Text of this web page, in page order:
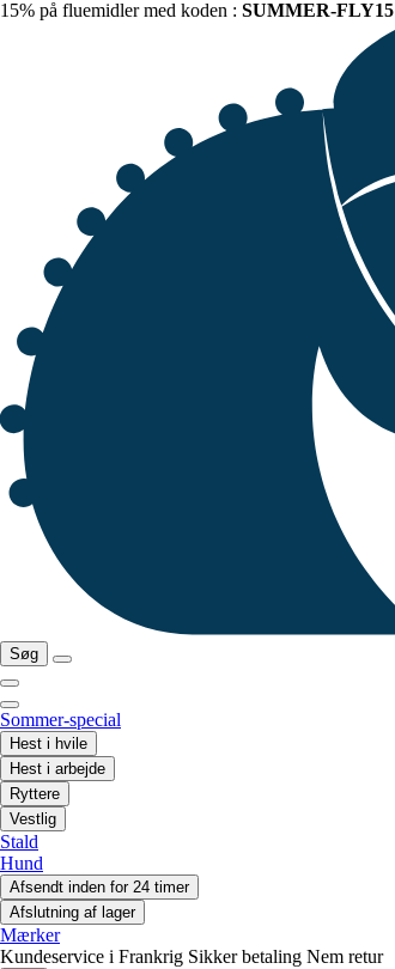
15% på fluemidler med koden : SUMMER-FLY15
Søg
Sommer-special
Hest i hvile
Hest i arbejde
Ryttere
Vestlig
Stald
Hund
Afsendt inden for 24 timer
Afslutning af lager
Mærker
Kundeservice i Frankrig Sikker betaling Nem retur